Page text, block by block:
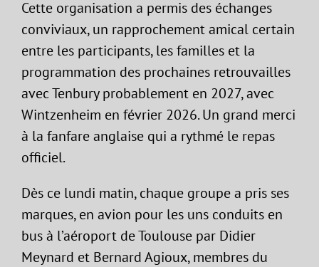
Cette organisation a permis des échanges
conviviaux, un rapprochement amical certain
entre les participants, les familles et la
programmation des prochaines retrouvailles
avec Tenbury probablement en 2027, avec
Wintzenheim en février 2026. Un grand merci
à la fanfare anglaise qui a rythmé le repas
officiel.
Dès ce lundi matin, chaque groupe a pris ses
marques, en avion pour les uns conduits en
bus à l’aéroport de Toulouse par Didier
Meynard et Bernard Agioux, membres du